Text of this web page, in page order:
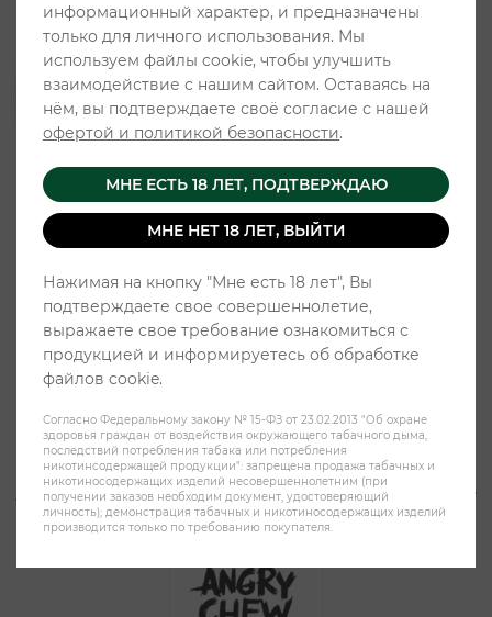
ANGRY CHEW STRONG SLIM 12гр -
Вишневая жвачка
информационный характер, и предназначены
только для личного использования. Мы
используем файлы cookie, чтобы улучшить
взаимодействие с нашим сайтом. Оставаясь на
нём, вы подтверждаете своё согласие с нашей
офертой и политикой безопасности.
МНЕ ЕСТЬ 18 ЛЕТ, ПОДТВЕРЖДАЮ
МНЕ НЕТ 18 ЛЕТ, ВЫЙТИ
Нажимая на кнопку "Мне есть 18 лет", Вы
подтверждаете свое совершеннолетие,
выражаете свое требование ознакомиться с
продукцией и информируетесь об обработке
файлов cookie.
Согласно Федеральному закону № 15-ФЗ от 23.02.2013 "Об охране
здоровья граждан от воздействия окружающего табачного дыма,
последствий потребления табака или потребления
никотинсодержащей продукции": запрещена продажа табачных и
никотиносодержащих изделий несовершеннолетним (при
получении заказов необходим документ, удостоверяющий
личность); демонстрация табачных и никотиносодержащих изделий
производится только по требованию покупателя.